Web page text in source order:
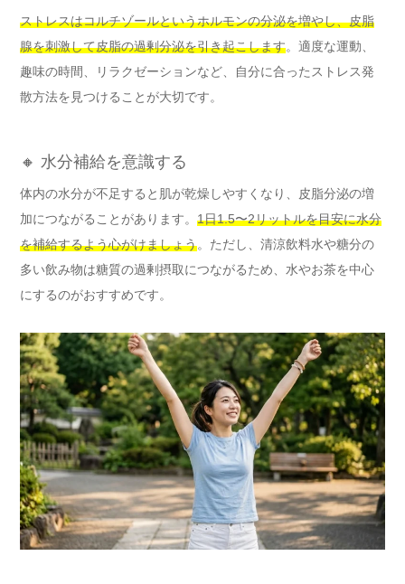
ストレスはコルチゾールというホルモンの分泌を増やし、皮脂
腺を刺激して皮脂の過剰分泌を引き起こします。適度な運動、
趣味の時間、リラクゼーションなど、自分に合ったストレス発
散方法を見つけることが大切です。
🔸 水分補給を意識する
体内の水分が不足すると肌が乾燥しやすくなり、皮脂分泌の増
加につながることがあります。 1日1.5〜2リットルを目安に水分
を補給するよう心がけましょう。ただし、清涼飲料水や糖分の
多い飲み物は糖質の過剰摂取につながるため、水やお茶を中心
にするのがおすすめです。